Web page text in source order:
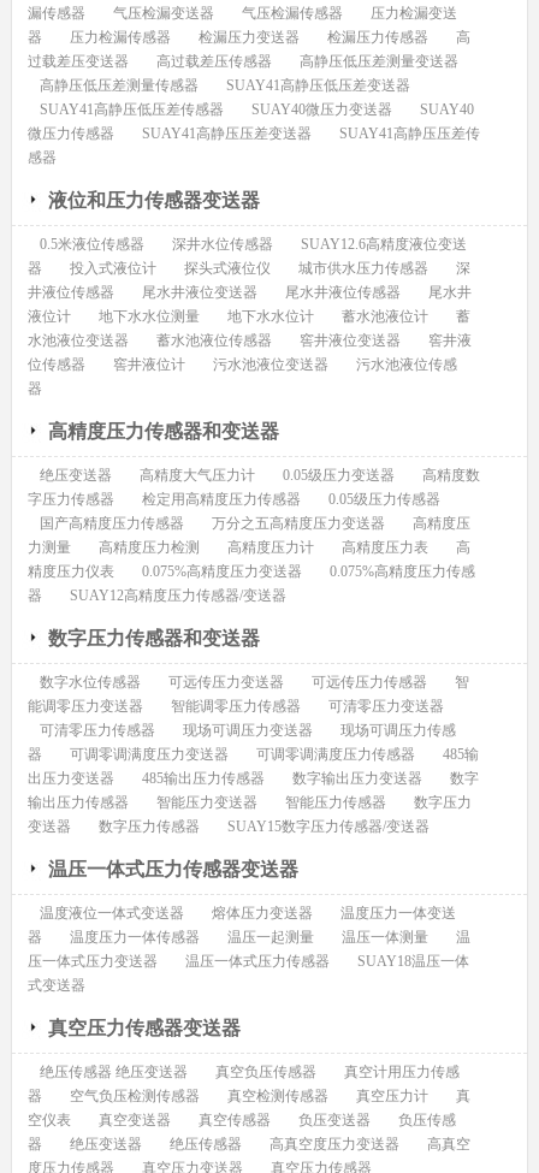
漏传感器 气压检漏变送器 气压检漏传感器
压力检漏变送
器
压力检漏传感器 检漏压力变送器 检漏压力传感器
高
过载差压变送器
高过载差压传感器
高静压低压差测量变送器
高静压低压差测量传感器
SUAY41高静压低压差变送器
SUAY41高静压低压差传感器
SUAY40微压力变送器
SUAY40
微压力传感器
SUAY41高静压压差变送器
SUAY41高静压压差传
感器
液位和压力传感器变送器
0.5米液位传感器 深井水位传感器
SUAY12.6高精度液位变送
器
投入式液位计 探头式液位仪 城市供水压力传感器
深
井液位传感器
尾水井液位变送器 尾水井液位传感器
尾水井
液位计
地下水水位测量 地下水水位计 蓄水池液位计
蓄
水池液位变送器
蓄水池液位传感器 窖井液位变送器
窖井液
位传感器
窖井液位计 污水池液位变送器
污水池液位传感
器
高精度压力传感器和变送器
绝压变送器 高精度大气压力计 0.05级压力变送器
高精度数
字压力传感器
检定用高精度压力传感器
0.05级压力传感器
国产高精度压力传感器
万分之五高精度压力变送器
高精度压
力测量
高精度压力检测 高精度压力计 高精度压力表
高
精度压力仪表
0.075%高精度压力变送器
0.075%高精度压力传感
器
SUAY12高精度压力传感器/变送器
数字压力传感器和变送器
数字水位传感器 可远传压力变送器 可远传压力传感器
智
能调零压力变送器
智能调零压力传感器
可清零压力变送器
可清零压力传感器
现场可调压力变送器
现场可调压力传感
器
可调零调满度压力变送器 可调零调满度压力传感器
485输
出压力变送器
485输出压力传感器 数字输出压力变送器
数字
输出压力传感器
智能压力变送器 智能压力传感器
数字压力
变送器
数字压力传感器 SUAY15数字压力传感器/变送器
温压一体式压力传感器变送器
温度液位一体式变送器 熔体压力变送器
温度压力一体变送
器
温度压力一体传感器 温压一起测量 温压一体测量
温
压一体式压力变送器
温压一体式压力传感器
SUAY18温压一体
式变送器
真空压力传感器变送器
绝压传感器 绝压变送器 真空负压传感器
真空计用压力传感
器
空气负压检测传感器 真空检测传感器 真空压力计
真
空仪表
真空变送器 真空传感器 负压变送器
负压传感
器
绝压变送器 绝压传感器 高真空度压力变送器
高真空
度压力传感器
真空压力变送器 真空压力传感器